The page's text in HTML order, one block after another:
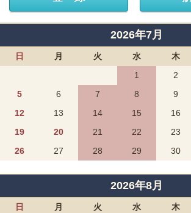
2026年7月
日 月 火 水 木
1
2
5
6 7 8 9
12
13 14 15 16
19
20 21 22 23
26
27 28 29 30
2026年8月
日 月 火 水 木